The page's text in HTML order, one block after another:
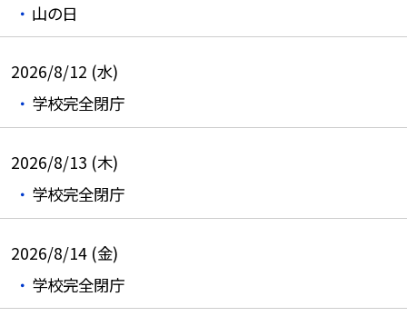
山の日
2026/8/12 (水)
学校完全閉庁
2026/8/13 (木)
学校完全閉庁
2026/8/14 (金)
学校完全閉庁